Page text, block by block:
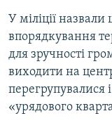
У міліції
впорядкування
для зручності
виходити на
перегрупувалися
«урядового